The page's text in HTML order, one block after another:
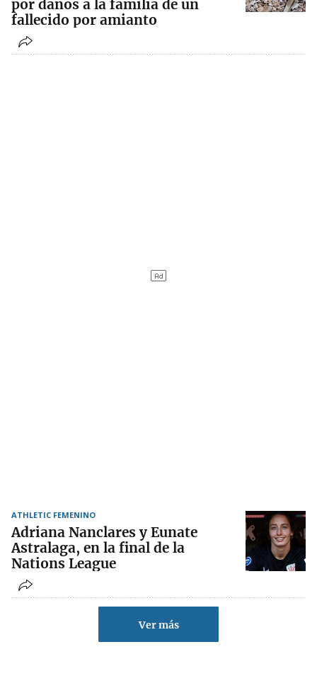
por daños a la familia de un
fallecido por amianto
ATHLETIC FEMENINO
Adriana Nanclares y Eunate
Astralaga, en la final de la
Nations League
Ver más